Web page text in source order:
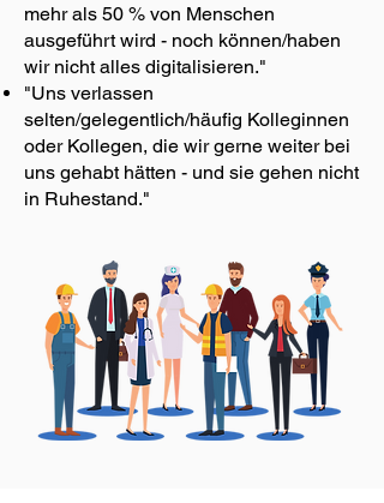
mehr als 50 % von Menschen
ausgeführt wird - noch können/haben
wir nicht alles digitalisieren."
"Uns verlassen
selten/gelegentlich/häufig Kolleginnen
oder Kollegen, die wir gerne weiter bei
uns gehabt hätten - und sie gehen nicht
in Ruhestand."